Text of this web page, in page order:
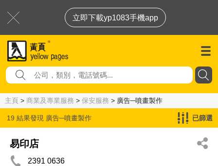
立即下載yp1083手機app
主頁 > 商業及專業服務 > 保安服務 > 廣告─噴畫製作
19 結果發現 廣告─噴畫製作 已篩選
易印店
2391 0636